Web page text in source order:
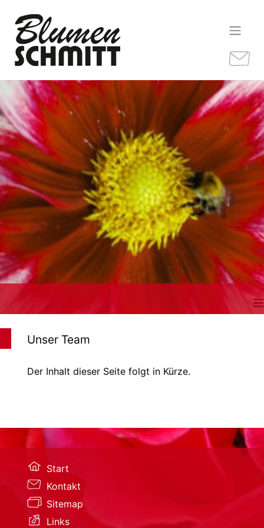
≡
Unser Team
Der Inhalt dieser Seite folgt in Kürze.
Start
Kontakt
Sitemap
Links